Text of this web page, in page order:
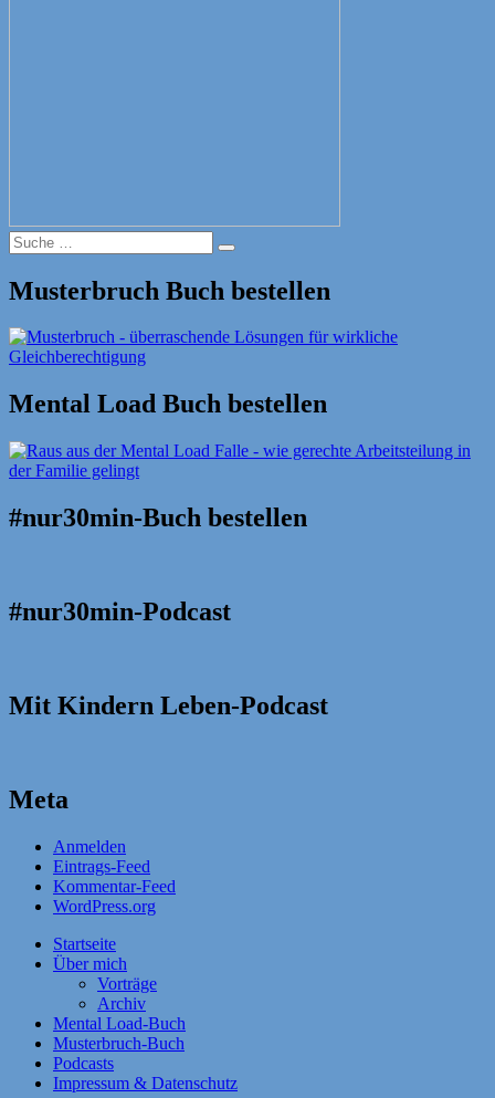
Suche
nach:
Suche
Musterbruch Buch bestellen
Mental Load Buch bestellen
#nur30min-Buch bestellen
#nur30min-Podcast
Mit Kindern Leben-Podcast
Meta
Anmelden
Eintrags-Feed
Kommentar-Feed
WordPress.org
Startseite
Über mich
Vorträge
Archiv
Mental Load-Buch
Musterbruch-Buch
Podcasts
Impressum & Datenschutz